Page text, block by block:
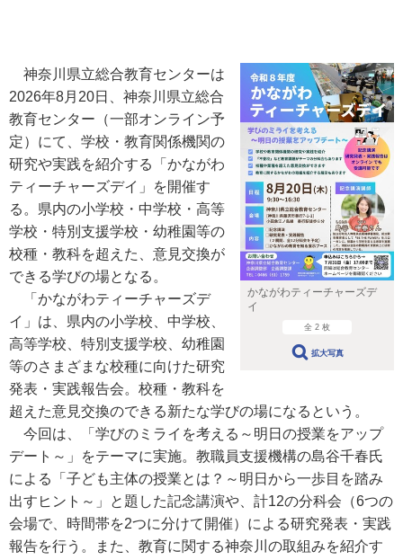
かながわティーチャーズデ
イ
全 2 枚
拡大写真
神奈川県立総合教育センターは
2026年8月20日、神奈川県立総合
教育センター（一部オンライン予
定）にて、学校・教育関係機関の
研究や実践を紹介する「かながわ
ティーチャーズデイ」を開催す
る。県内の小学校・中学校・高等
学校・特別支援学校・幼稚園等の
校種・教科を超えた、意見交換が
できる学びの場となる。
「かながわティーチャーズデ
イ」は、県内の小学校、中学校、
高等学校、特別支援学校、幼稚園
等のさまざまな校種に向けた研究
発表・実践報告会。校種・教科を
超えた意見交換のできる新たな学びの場になるという。
今回は、「学びのミライを考える～明日の授業をアップ
デート～」をテーマに実施。教職員支援機構の島谷千春氏
による「子ども主体の授業とは？～明日から一歩目を踏み
出すヒント～」と題した記念講演や、計12の分科会（6つの
会場で、時間帯を2つに分けて開催）による研究発表・実践
報告を行う。また、教育に関する神奈川の取組みを紹介す